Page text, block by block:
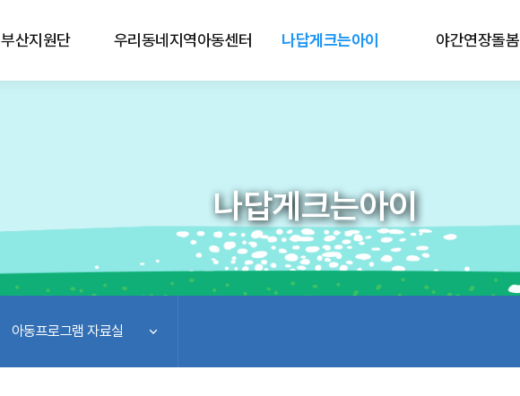
부산지원단 우리동네지역아동센터 나답게크는아이 야간연장돌봄
나답게크는아이
아동프로그램 자료실